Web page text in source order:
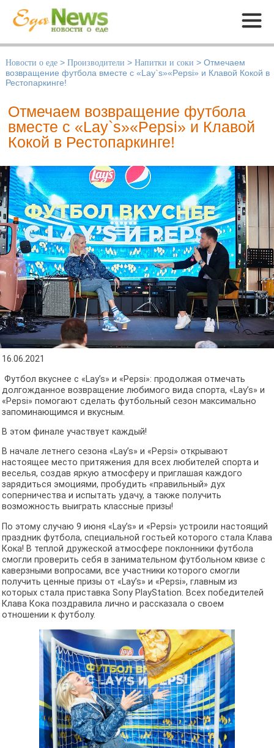
Меню
Новости о еде > Производители > Напитки и соки > Отмечаем
возвращение футбола вместе с «Lay`s»«Pepsi» и Клавой Кокой в
Рестопаркинге!
Отмечаем возвращение футбола
вместе с «Lay`s»«Pepsi» и Клавой
Кокой в Рестопаркинге!
16.06.2021
Футбол вкуснее с «Lay’s» и «Pepsi»: продолжая отмечать
долгожданное возвращение любимого вида спорта, «Lay’s» и
«Pepsi» помогают сделать футбольный сезон максимально
запоминающимся и вкусным.
В этом финале участвует каждый!
В начале летнего сезона «Lay’s» и «Pepsi» открывают
настоящее место притяжения для всех любителей спорта и
веселья, создав яркую атмосферу и приглашая каждого
зарядиться эмоциями, пробудить «правильный» дух
соперничества и испытать удачу, а также получить
возможность выиграть классные призы!
По этому случаю 9 июня «Lay’s» и «Pepsi» устроили настоящий
праздник футбола, специальной гостьей которого стала Клава
Кока! В теплой дружеской атмосфере поклонники футбола
смогли проверить себя в занимательном футбольном квизе с
каверзными вопросами, все участники которого смогли
получить ценные призы от «Lay’s» и «Pepsi», главным из
которых стала приставка Sony PlayStation. Всех победителей
Клава Кока поздравила лично и рассказала о своем
отношении к футболу.